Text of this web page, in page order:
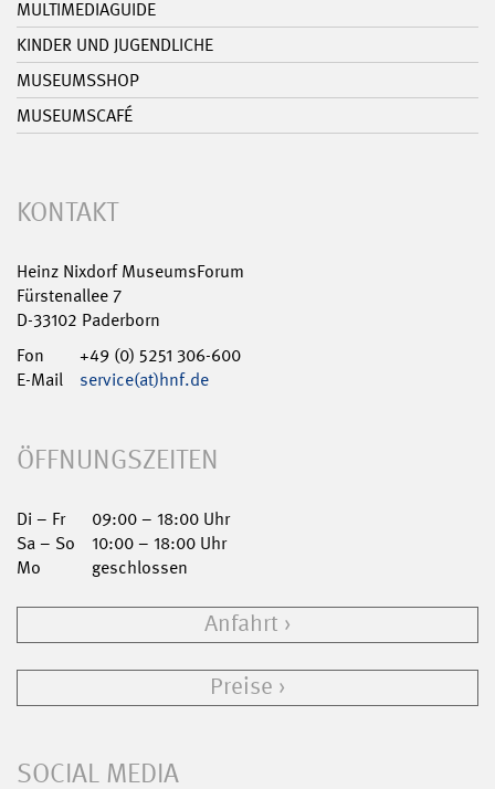
MULTIMEDIAGUIDE
KINDER UND JUGENDLICHE
MUSEUMSSHOP
MUSEUMSCAFÉ
KONTAKT
Heinz Nixdorf MuseumsForum
Fürstenallee 7
D-33102 Paderborn
Fon
+49 (0) 5251 306-600
E-Mail
service(at)hnf.de
ÖFFNUNGSZEITEN
Di – Fr
09:00 – 18:00 Uhr
Sa – So
10:00 – 18:00 Uhr
Mo
geschlossen
Anfahrt
Preise
SOCIAL MEDIA